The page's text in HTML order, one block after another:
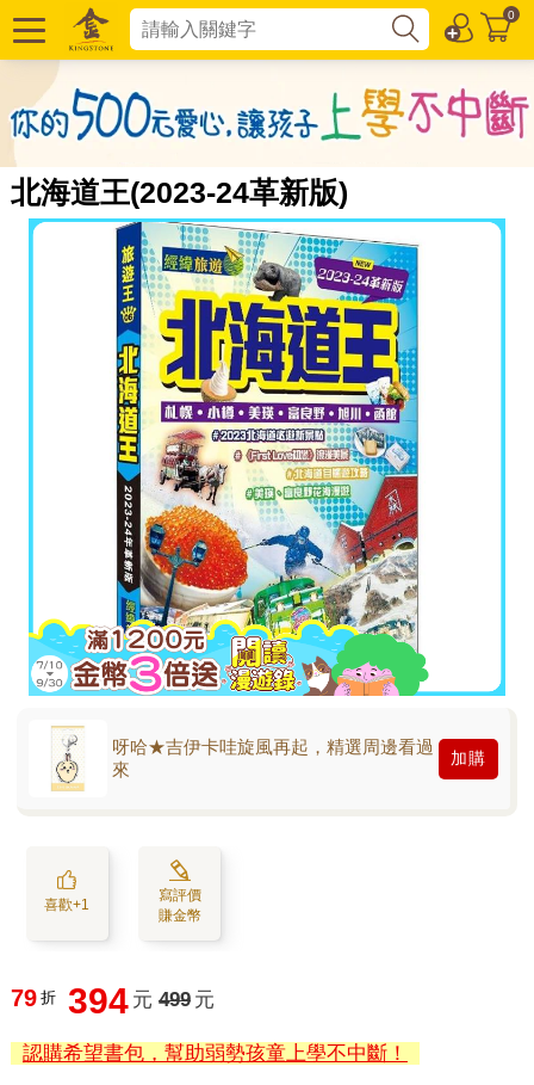
0
北海道王(2023-24革新版)
呀哈★吉伊卡哇旋風再起，精選周邊看過
來
加購
喜歡+1
寫評價
賺金幣
79 折 394 元 499 元
認購希望書包，幫助弱勢孩童上學不中斷！